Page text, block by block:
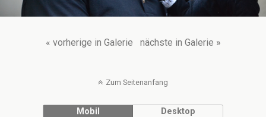
« vorherige in Galerie nächste in Galerie »
Zum Seitenanfang
Mobil Desktop